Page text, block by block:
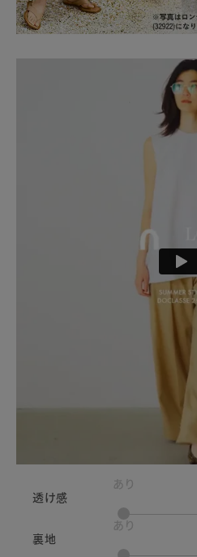
透け感
あり
裏地
あり